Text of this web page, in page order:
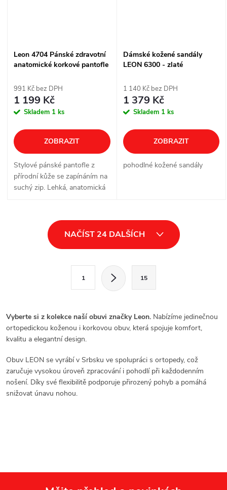
Leon 4704 Pánské zdravotní
anatomické korkové pantofle
991 Kč bez DPH
1 199 Kč
Skladem 1 ks
ZOBRAZIT
Stylové pánské pantofle z
přírodní kůže se zapínáním na
suchý zip. Lehká, anatomická
Dámské kožené sandály
LEON 6300 - zlaté
1 140 Kč bez DPH
1 379 Kč
Skladem 1 ks
ZOBRAZIT
pohodlné kožené sandály
d
a
c
í
p
y
NAČÍST 24 DALŠÍCH
á
n
k
o
v
á
n
1 15
Vyberte si z kolekce naší obuvi značky Leon. Nabízíme jedinečnou
ortopedickou koženou i korkovou obuv, která spojuje komfort,
kvalitu a elegantní design.
Obuv LEON se vyrábí v Srbsku ve spolupráci s ortopedy, což
zaručuje vysokou úroveň zpracování i pohodlí při každodenním
nošení. Díky své flexibilitě podporuje přirozený pohyb a pomáhá
snižovat únavu nohou.